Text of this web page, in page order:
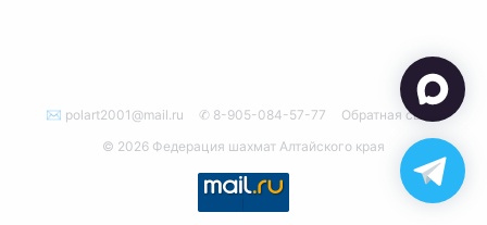
✉ polart2001@mail.ru ✆ 8-905-084-57-77
Обратная связь
© 2026 Федерация шахмат Алтайского края